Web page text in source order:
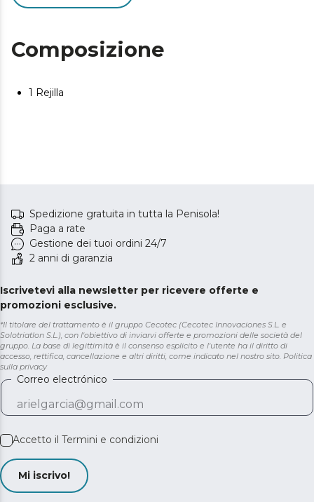
Composizione
1 Rejilla
Spedizione gratuita in tutta la Penisola!
Paga a rate
Gestione dei tuoi ordini 24/7
2 anni di garanzia
Iscrivetevi alla newsletter per ricevere offerte e
promozioni esclusive.
*Il titolare del trattamento è il gruppo Cecotec (Cecotec Innovaciones S.L. e
Solotriatlon S.L.), con l'obiettivo di inviarvi offerte e promozioni delle società del
gruppo. La base di legittimità è il consenso esplicito e l'utente ha il diritto di
accesso, rettifica, cancellazione e altri diritti, come indicato nel nostro sito. Politica
sulla privacy
Correo electrónico
Accetto il Termini e condizioni
Mi iscrivo!